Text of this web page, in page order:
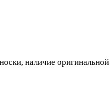
наличие